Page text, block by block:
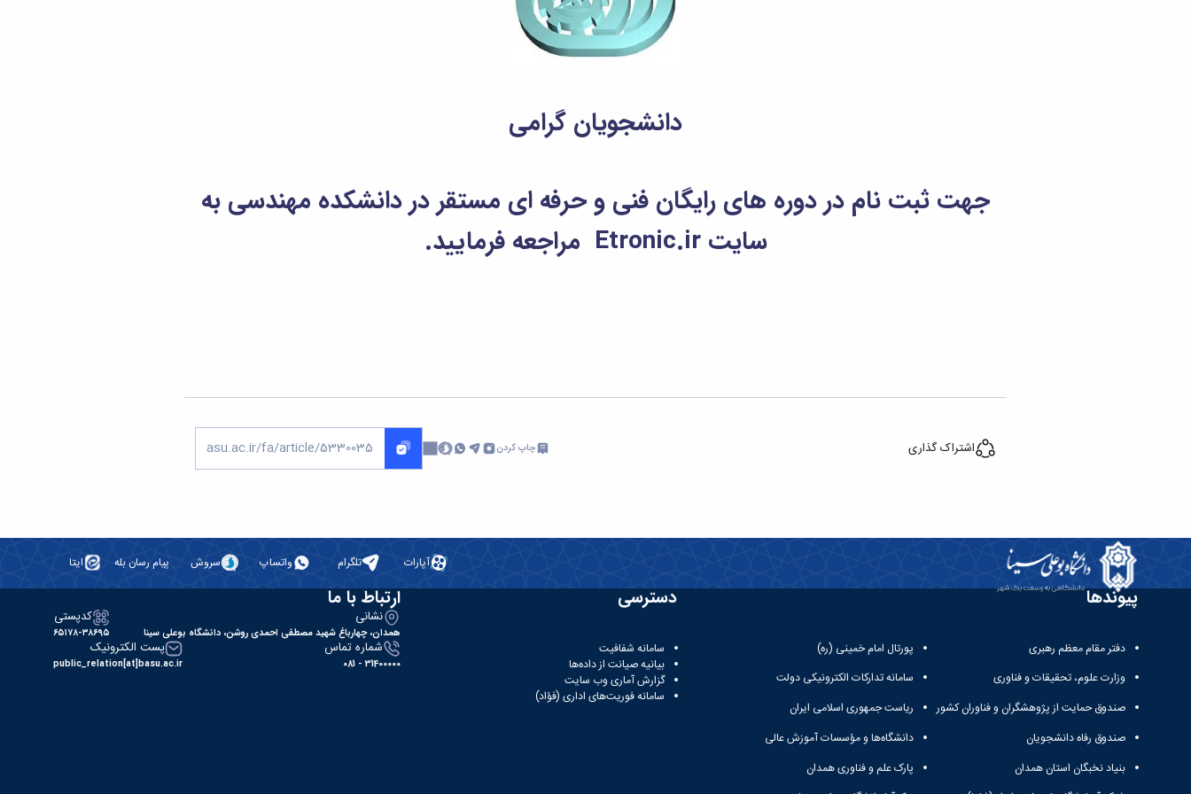
دانشجویان گرامی
جهت ثبت نام در دوره های رایگان فنی و حرفه ای مستقر در دانشکده مهندسی به
سایت Etronic.ir مراجعه فرمایید.
اشتراک گذاری چاپ کردن
آپارات تلگرام واتساپ سروش پیام رسان بله ایتا
پیوندها
دفتر مقام معظم رهبری
وزارت علوم، تحقیقات و فناوری
صندوق حمایت از پژوهشگران و فناوران کشور
صندوق رفاه دانشجویان
بنیاد نخبگان استان همدان
پورتال امام خمینی (ره)
سامانه تدارکات الکترونیکی دولت
ریاست جمهوری اسلامی ایران
دانشگاه‌ها و مؤسسات آموزش عالی
پارک علم و فناوری همدان
دسترسی
سامانه شفافیت
بیانیه صیانت از داده‌ها
گزارش آماری وب‌ سایت
سامانه فوریت‌های اداری (فؤاد)
ارتباط با ما
نشانی
همدان، چهارباغ شهید مصطفی احمدی روشن، دانشگاه بوعلی سینا
کدپستی
۶۵۱۷۸-۳۸۶۹۵
شماره تماس
31400000 - 081
پست الکترونیک
public_relation[at]basu.ac.ir